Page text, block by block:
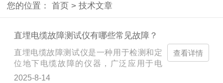
您的位置： 首页 > 技术文章
直埋电缆故障测试仪有哪些常见故障？
直埋电缆故障测试仪是一种用于检测和定
位地下电缆故障的仪器，广泛应用于电
力、通信等行业。然而，像所有电子设备
2025-8-14
查看详情